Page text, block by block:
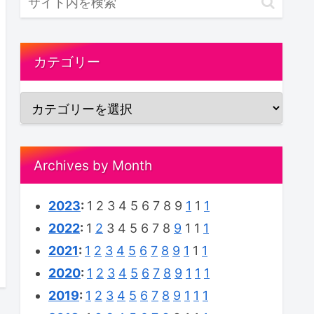
カテゴリー
Archives by Month
2023: 1 2 3 4 5 6 7 8 9 1 1 1
2022: 1 2 3 4 5 6 7 8 9 1 1 1
2021: 1 2 3 4 5 6 7 8 9 1 1 1
2020: 1 2 3 4 5 6 7 8 9 1 1 1
2019: 1 2 3 4 5 6 7 8 9 1 1 1